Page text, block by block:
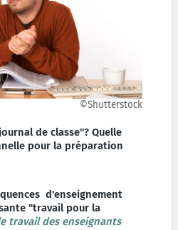
©Shutterstock
de classe"? Quelle
pour la préparation
d'enseignement
"travail pour la
travail des enseignants